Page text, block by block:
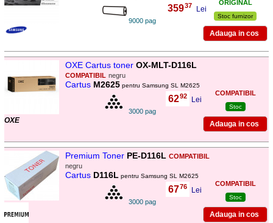
9000 pag
ORIGINAL
Stoc furnizor
35937 Lei
OXE
OXE Cartus toner OX-MLT-D116L
COMPATIBIL negru
Cartus M2625 pentru Samsung SL M2625
3000 pag
COMPATIBIL
Stoc
6292 Lei
Premium Toner PE-D116L COMPATIBIL
negru
Cartus D116L pentru Samsung SL M2625
3000 pag
COMPATIBIL
Stoc
67,76 Lei